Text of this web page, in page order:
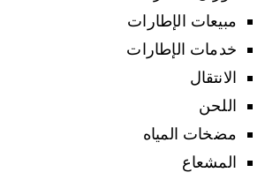
مبيعات الإطارات
خدمات الإطارات
الانتقال
اللحن
مضخات المياه
المشعاع